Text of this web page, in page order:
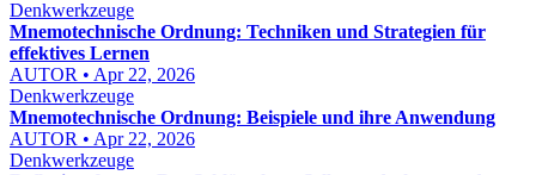
Denkwerkzeuge
Mnemotechnische Ordnung: Techniken und Strategien für
effektives Lernen
AUTOR • Apr 22, 2026
Denkwerkzeuge
Mnemotechnische Ordnung: Beispiele und ihre Anwendung
AUTOR • Apr 22, 2026
Denkwerkzeuge